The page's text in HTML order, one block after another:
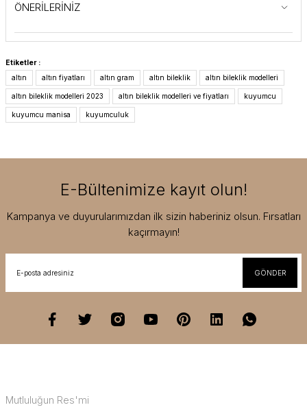
ÖNERİLERİNİZ
Etiketler :
altın
altın fiyatları altın gram altın bileklik altın bileklik modelleri
altın bileklik modelleri 2023 altın bileklik modelleri ve fiyatları kuyumcu
kuyumcu manisa kuyumculuk
E-Bültenimize kayıt olun!
Kampanya ve duyurularımızdan ilk sizin haberiniz olsun. Fırsatları
kaçırmayın!
GÖNDER
Mutluluğun Res'mi